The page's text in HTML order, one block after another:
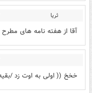
ثریا
آقا از هفته نامه های
خخخ (( اولی به اوت زد /